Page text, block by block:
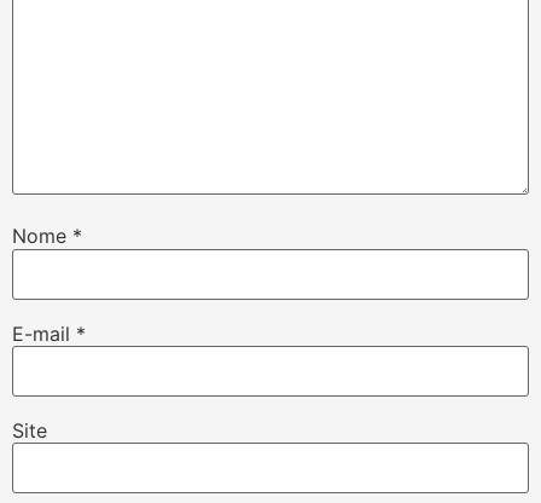
Nome *
E-mail *
Site